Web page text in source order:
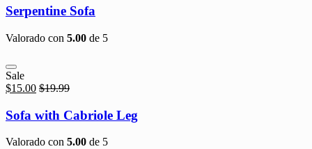
Serpentine Sofa
Valorado con 5.00 de 5
Sale
$15.00 $19.99
Sofa with Cabriole Leg
Valorado con 5.00 de 5